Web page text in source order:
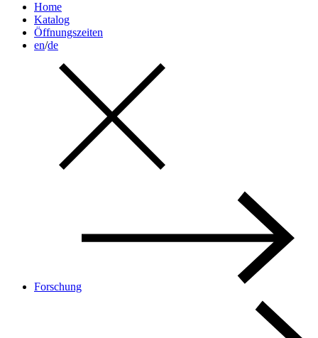
Home
Katalog
Öffnungszeiten
en/de
Forschung